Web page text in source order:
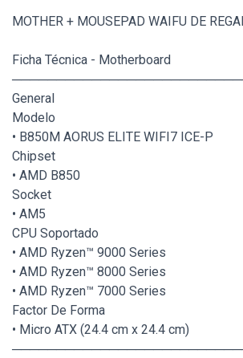
MOTHER + MOUSEPAD WAIFU DE
Ficha Técnica - Motherboard
General
Modelo
• B850M AORUS ELITE WIFI7 ICE-P
Chipset
• AMD B850
Socket
• AM5
CPU Soportado
• AMD Ryzen™ 9000 Series
• AMD Ryzen™ 8000 Series
• AMD Ryzen™ 7000 Series
Factor De Forma
• Micro ATX (24.4 cm x 24.4 cm)